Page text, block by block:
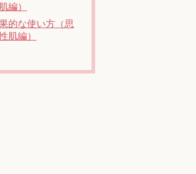
編）
的な使い方（思
肌編）